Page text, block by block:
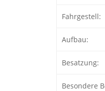
Fahrgestell:
Aufbau:
Besatzung:
Besondere